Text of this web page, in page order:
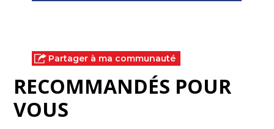
Partager à ma communauté
RECOMMANDÉS POUR
VOUS